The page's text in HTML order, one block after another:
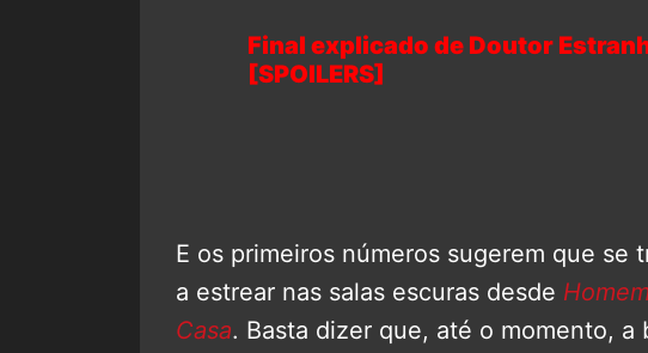
Final explicado de Doutor
[SPOILERS]
E os primeiros números sugerem que se
a estrear nas salas escuras desde
Casa. Basta dizer que, até o momento, a